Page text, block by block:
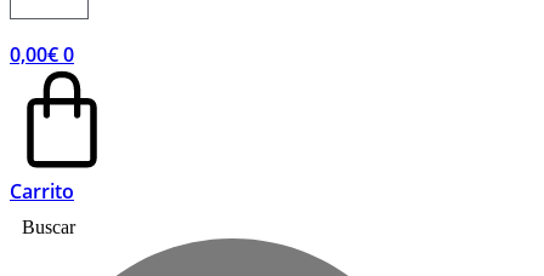
0,00€0
Carrito
Buscar